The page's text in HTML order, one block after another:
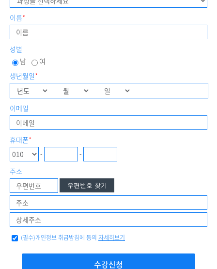
이름*
성별
남
여
생년월일*
이메일
휴대폰*
-
-
주소
우편번호 찾기
(필수)개인정보 취급방침에 동의 자세히보기
수강신청